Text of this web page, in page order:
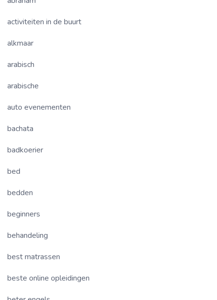
activiteiten in de buurt
alkmaar
arabisch
arabische
auto evenementen
bachata
badkoerier
bed
bedden
beginners
behandeling
best matrassen
beste online opleidingen